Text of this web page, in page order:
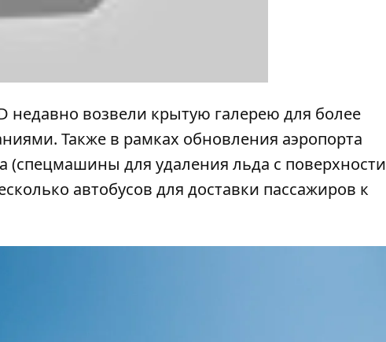
недавно возвели крытую галерею для более
Также в рамках обновления аэропорта
(спецмашины для удаления льда с поверхности
автобусов для доставки пассажиров к